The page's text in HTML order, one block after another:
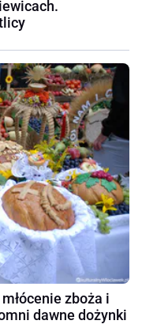
zboża i
dawne dożynki